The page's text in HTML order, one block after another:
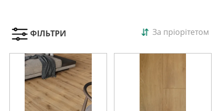
ФІЛЬТРИ За пріорітетом